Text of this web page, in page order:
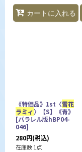
カートに入れる
《特価品》1st〈雪花
ラミィ〉【S】《青》
[パラレル版hBP04-
046]
280円(税込)
在庫数 1点